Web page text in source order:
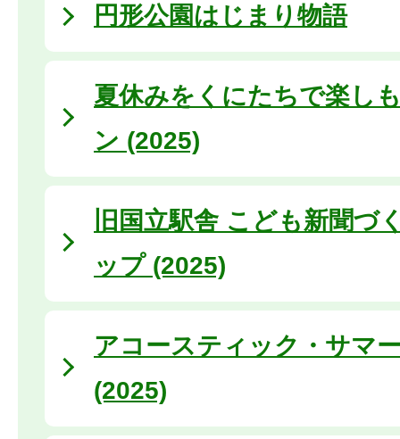
円形公園はじまり物語
夏休みをくにたちで楽し
ン (2025)
旧国立駅舎 こども新聞づ
ップ (2025)
アコースティック・サマ
(2025)